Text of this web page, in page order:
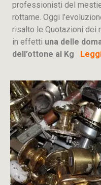
professionisti del
rottame. Oggi
risalto le Quotazioni dei
in effetti una delle
dell’ottone al Kg